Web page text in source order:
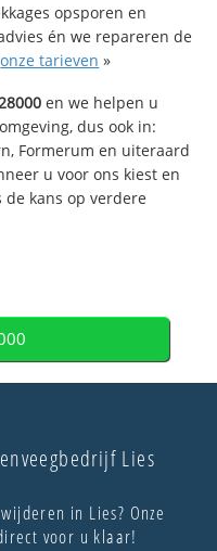
opsporen en
én we repareren de
onze tarieven »
en we helpen u
dus ook in:
Formerum en uiteraard
u voor ons kiest en
kans op verdere
Lies
in Lies? Onze
voor u klaar!